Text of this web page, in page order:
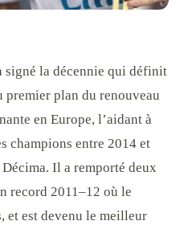
signé la décennie qui définit
plan du renouveau
en Europe, l’aidant à
champions entre 2014 et
Il a remporté deux
record 2011–12 où le
et est devenu le meilleur